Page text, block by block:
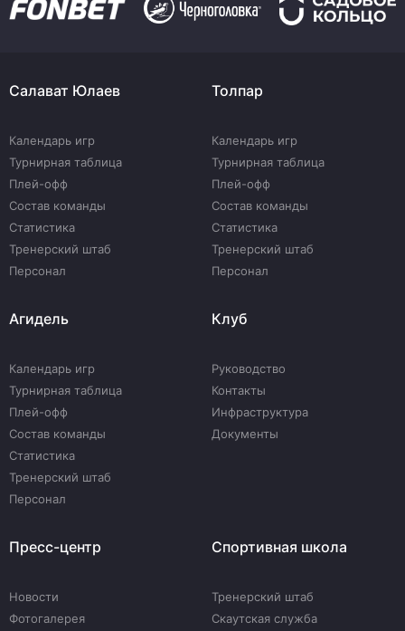
Салават Юлаев
Календарь игр
Турнирная таблица
Плей-офф
Состав команды
Статистика
Тренерский штаб
Персонал
Толпар
Календарь игр
Турнирная таблица
Плей-офф
Состав команды
Статистика
Тренерский штаб
Персонал
Агидель
Календарь игр
Турнирная таблица
Плей-офф
Состав команды
Статистика
Тренерский штаб
Персонал
Клуб
Руководство
Контакты
Инфраструктура
Документы
Пресс-центр
Новости
Фотогалерея
Спортивная школа
Тренерский штаб
Скаутская служба